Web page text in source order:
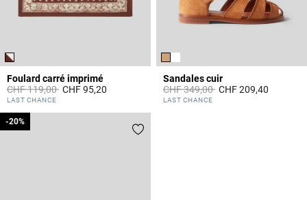
Foulard carré imprimé
Prix réduit à partir de
CHF 119,00àCHF 95,20
4.4 out of 5 Customer Rating
LAST CHANCE
Sandales cuir
Prix réduit à partir de
CHF 349,00àCHF 209,40
3.6 out of 5 Customer Rating
LAST CHANCE
-20%
-20%